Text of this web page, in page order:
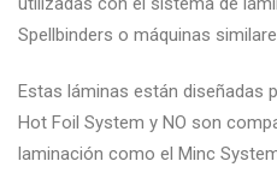
Spellbinders o máquinas
Estas láminas están diseñadas
Hot Foil System y NO son
laminación como el Minc